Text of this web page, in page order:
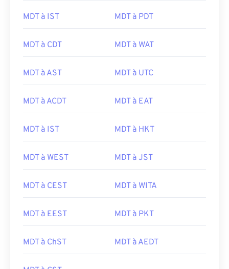
MDT à IST MDT à PDT
MDT à CDT MDT à WAT
MDT à AST MDT à UTC
MDT à ACDT MDT à EAT
MDT à IST MDT à HKT
MDT à WEST MDT à JST
MDT à CEST MDT à WITA
MDT à EEST MDT à PKT
MDT à ChST MDT à AEDT